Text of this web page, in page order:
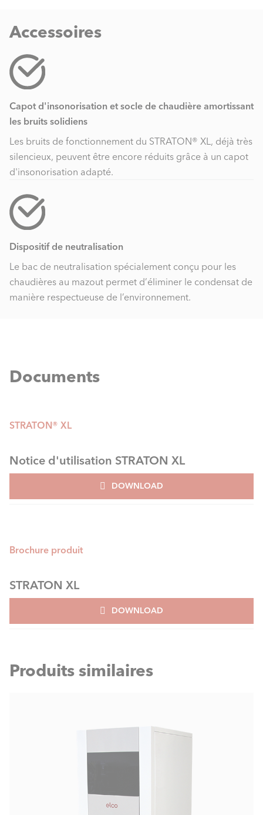
Accessoires
Capot d'insonorisation et socle de chaudière amortissant
les bruits solidiens
Les bruits de fonctionnement du STRATON® XL, déjà très
silencieux, peuvent être encore réduits grâce à un capot
d'insonorisation adapté.
Dispositif de neutralisation
Le bac de neutralisation spécialement conçu pour les
chaudières au mazout permet d’éliminer le condensat de
manière respectueuse de l’environnement.
Documents
STRATON® XL
Notice d'utilisation STRATON XL
DOWNLOAD
Brochure produit
STRATON XL
DOWNLOAD
Produits similaires